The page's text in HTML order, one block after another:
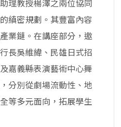
理教授楊澤之兩位協同
縝密規劃。其豐富內容
業鏈。在講座部分，邀
長吳維緯、民雄日式招
嘉義縣表演藝術中心舞
分別從劇場流動性、地
等多元面向，拓展學生